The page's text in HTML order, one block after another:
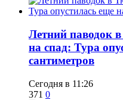
​Летний паводок
на спад: Тура
сантиметров
Сегодня в 11:26
371 0